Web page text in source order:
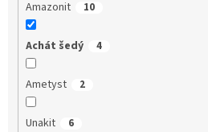
Amazonit 10
Achát šedý 4
Ametyst 2
Unakit 6